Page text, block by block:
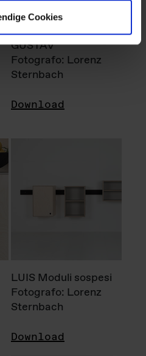
Cookies
GUSTAV
Fotografo: Lorenz
Sternbach
Download
LUIS Moduli sospesi
Fotografo: Lorenz
Sternbach
Download